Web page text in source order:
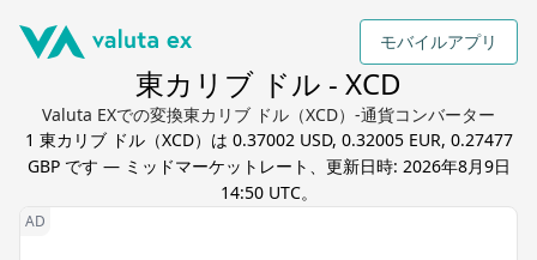
モバイルアプリ
東カリブ ドル - XCD
Valuta EXでの変換東カリブ ドル（XCD）-通貨コンバーター
1 東カリブ ドル（XCD）は 0.37002 USD, 0.32005 EUR, 0.27477
GBPです — ミッドマーケットレート、更新日時: 2026年8月9日
14:50 UTC。